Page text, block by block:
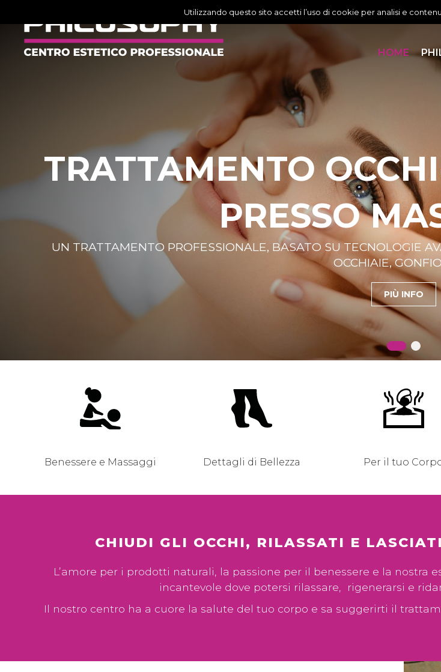
Utilizzando questo sito accetti l’uso di cookie per analisi e
HOME
CANDLE
MANUALITÀ SUADENTI E RILASSANTI CON IL CANDLE
PIÙ INFO
Benessere e Massaggi Dettagli di Bellezza Per il tuo
CHIUDI GLI OCCHI, RILASSATI E
L’amore per i prodotti naturali, la passione per il benessere e la nostra
incantevole dove potersi rilassare, rigenerarsi e
Il nostro centro ha a cuore la salute del tuo corpo e sa suggerirti il